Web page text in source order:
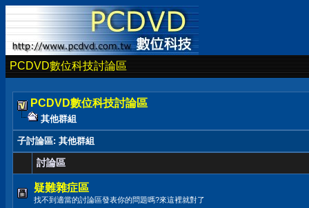
PCDVD數位科技討論區
PCDVD數位科技討論區
其他群組
子討論區: 其他群組
討論區
疑難雜症區
找不到適當的討論區發表你的問題嗎?來這裡就對了